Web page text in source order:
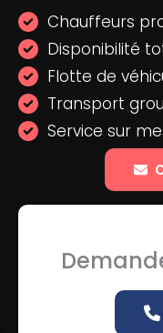
Chauffeurs
Disponibilité
Flotte de
Transport
Service sur